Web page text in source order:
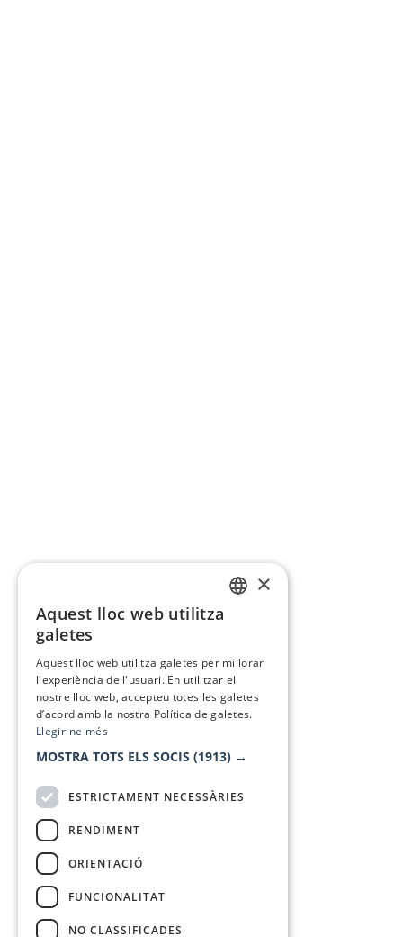
×
Aquest lloc web utilitza
galetes
Aquest lloc web utilitza galetes per millorar
l'experiència de l'usuari. En utilitzar el
nostre lloc web, accepteu totes les galetes
d’acord amb la nostra Política de galetes.
Llegir-ne més
MOSTRA TOTS ELS SOCIS (1913) →
ESTRICTAMENT NECESSÀRIES
RENDIMENT
ORIENTACIÓ
FUNCIONALITAT
NO CLASSIFICADES